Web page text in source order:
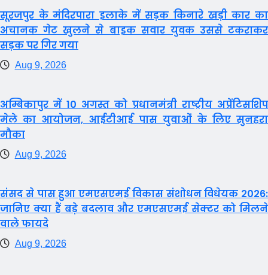
सूरजपुर के मंदिरपारा इलाके में सड़क किनारे खड़ी कार का
अचानक गेट खुलने से बाइक सवार युवक उससे टकराकर
सड़क पर गिर गया
Aug 9, 2026
अम्बिकापुर में 10 अगस्त को प्रधानमंत्री राष्ट्रीय अप्रेंटिसशिप
मेले का आयोजन, आईटीआई पास युवाओं के लिए सुनहरा
मौका
Aug 9, 2026
संसद से पास हुआ एमएसएमई विकास संशोधन विधेयक 2026:
जानिए क्या हैं बड़े बदलाव और एमएसएमई सेक्टर को मिलने
वाले फायदे
Aug 9, 2026